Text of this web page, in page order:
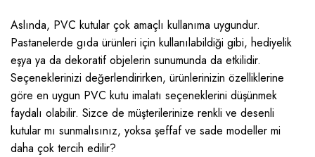
Aslında, PVC kutular çok amaçlı kullanıma uygundur.
Pastanelerde gıda ürünleri için kullanılabildiği gibi, hediyelik
eşya ya da dekoratif objelerin sunumunda da etkilidir.
Seçeneklerinizi değerlendirirken, ürünlerinizin özelliklerine
göre en uygun PVC kutu imalatı seçeneklerini düşünmek
faydalı olabilir. Sizce de müşterilerinize renkli ve desenli
kutular mı sunmalısınız, yoksa şeffaf ve sade modeller mi
daha çok tercih edilir?